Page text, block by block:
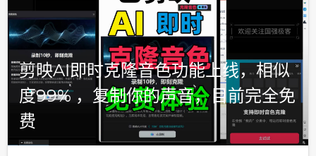
剪映AI即时克隆音色功能上线，相似
度99% ，复制你的声音，目前完全免
费